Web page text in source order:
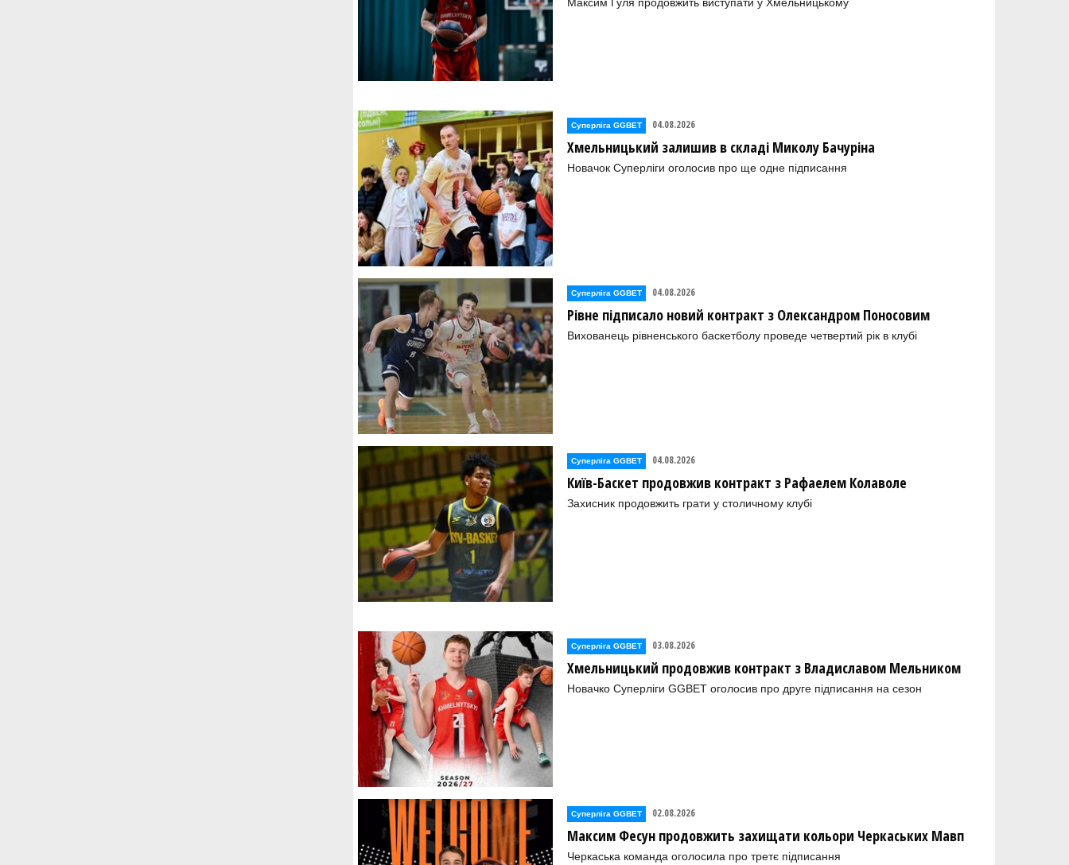
Суперліга GGBET 04.08.2026
Хмельницький залишив в складі Миколу Бачуріна
Новачок Суперліги оголосив про ще одне підписання
Суперліга GGBET 04.08.2026
Рівне підписало новий контракт з Олександром Поносовим
Вихованець рівненського баскетболу проведе четвертий рік в клубі
Суперліга GGBET 04.08.2026
Київ-Баскет продовжив контракт з Рафаелем Колаволе
Захисник продовжить грати у столичному клубі
Суперліга GGBET 03.08.2026
Хмельницький продовжив контракт з Владиславом Мельником
Новачко Суперліги GGBET оголосив про друге підписання на сезон
Суперліга GGBET 02.08.2026
Максим Фесун продовжить захищати кольори Черкаських Мавп
Черкаська команда оголосила про третє підписання